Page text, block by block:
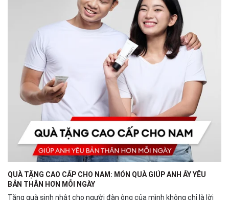
QUÀ TẶNG CAO CẤP CHO NAM: MÓN QUÀ GIÚP ANH ẤY YÊU
BẢN THÂN HƠN MỖI NGÀY
Tặng quà sinh nhật cho người đàn ông của mình không chỉ là lời